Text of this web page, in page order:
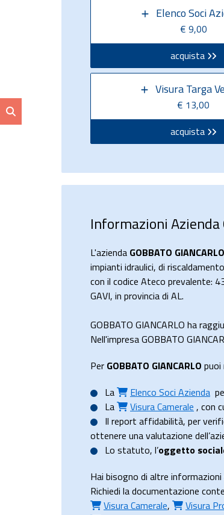
Elenco Soci
€ 9,00
acquista
Visura Targa
€ 13,00
acquista
Informazioni Azienda
L'azienda GOBBATO GIANCARLO
impianti idraulici, di
con il codice Ateco prevalente:
GAVI, in provincia di AL.
GOBBATO GIANCARLO ha
Nell'impresa GOBBATO
Per GOBBATO GIANCARLO puoi
La
Elenco Soci Azienda
La
Visura Camerale , con
Il report affidabilità, per
ottenere una valutazione
Lo statuto, l’oggetto
Hai bisogno di altre informazioni
Richiedi la documentazione
Visura Camerale, Visura